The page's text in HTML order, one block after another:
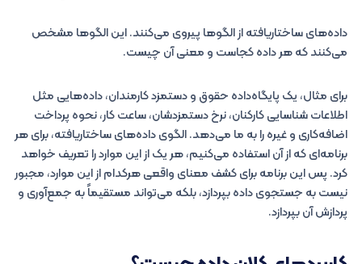
داده‌های ساختاریافته از الگوها پیروی می‌کنند. این الگوها مشخص
می‌کنند که هر داده کجاست و معنی آن چیست.
برای مثال، یک پایگاه‌داده حقوق و دستمزد کارمندان، داده‌هایی مثل
اطلاعات شناسایی کارکنان، نرخ دستمزدشان، ساعت کار، نحوه پرداخت
اضافه‌کاری و غیره را به ما می‌دهد. الگوی داده‌های ساختاریافته، برای هر
برنامه‌ای که از آن استفاده می‌کنیم، هر یک از این موارد را تعریف خواهد
کرد. پس این برنامه برای کشف معنای واقعی هرکدام از این موارد، مجبور
نیست به جستجوی داده بپردازد، بلکه می‌تواند مستقیماً به جمع‌آوری و
پردازش آن بپردازد.